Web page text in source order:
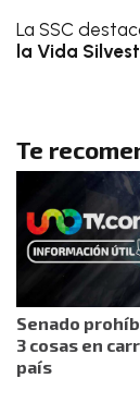
La SSC
la Vida
Te
Senado
3 cosas en
país